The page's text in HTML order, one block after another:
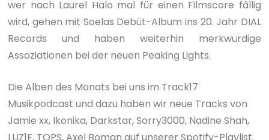
wer nach Laurel Halo mal für einen Filmscore fällig
wird, gehen mit Soelas Debüt-Album ins 20. Jahr DIAL
Records und haben weiterhin merkwürdige
Assoziationen bei der neuen Peaking Lights.
Die Alben des Monats bei uns im Track17
Musikpodcast und dazu haben wir neue Tracks von
Jamie xx, Ikonika, Darkstar, Sorry3000, Nadine Shah,